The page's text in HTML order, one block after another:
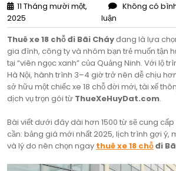
11 Tháng mười một,
2025
Không có
luận
Thuê xe 18 chỗ đi Bãi Cháyđang là lựa
gia đình, công ty và nhóm bạn trẻ muốn tận
tại “viên ngọc xanh” của Quảng Ninh. Với lộ
Hà Nội, hành trình 3–4 giờ trở nên dễ chịu
sở hữu một chiếc xe 18 chỗ đời mới, tài xế
dịch vụ trọn gói từ ThueXeHuyDat.com.
Bài viết dưới đây dài hơn 1500 từ sẽ cung
cần: bảng giá mới nhất 2025, lịch trình gợi ý,
và lý do nên chọn ngay thuê xe 18 chỗđi